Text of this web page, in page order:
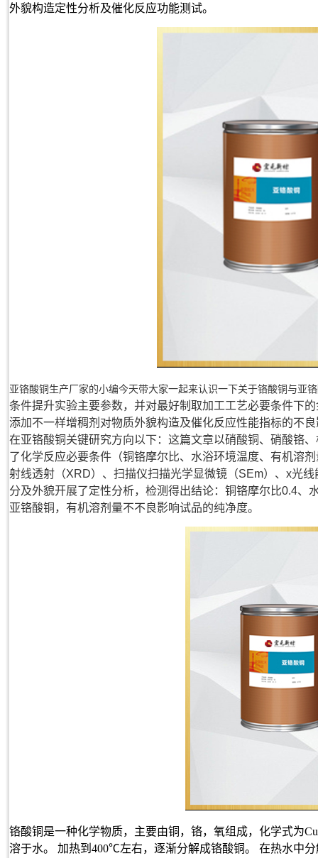
外貌构造定性分析及催化反应功能测试。
亚铬酸铜生产厂家的小编今天带大家一起来认识一下关于铬酸铜与亚
条件提升实验主要参数，并对最好制取加工工艺必要条件下
添加不一样增稠剂对物质外貌构造及催化反应性能指标的不
在亚铬酸铜关键研究方向以下： 这篇文章以硝酸铜、硝酸铬
了化学反应必要条件（铜铬摩尔比、水浴环境温度、有机溶
射线透射（XRD）、扫描仪扫描光学显微镜（SEm）、x光
分及外貌开展了定性分析，检测得出结论：铜铬摩尔比0.4
亚铬酸铜，有机溶剂量不不良影响试品的纯净度。
铬酸铜是一种化学物质，主要由铜，铬，氧组成，化学式为
溶于水。 加热到400℃左右，逐渐分解成铬酸铜。 在热水中